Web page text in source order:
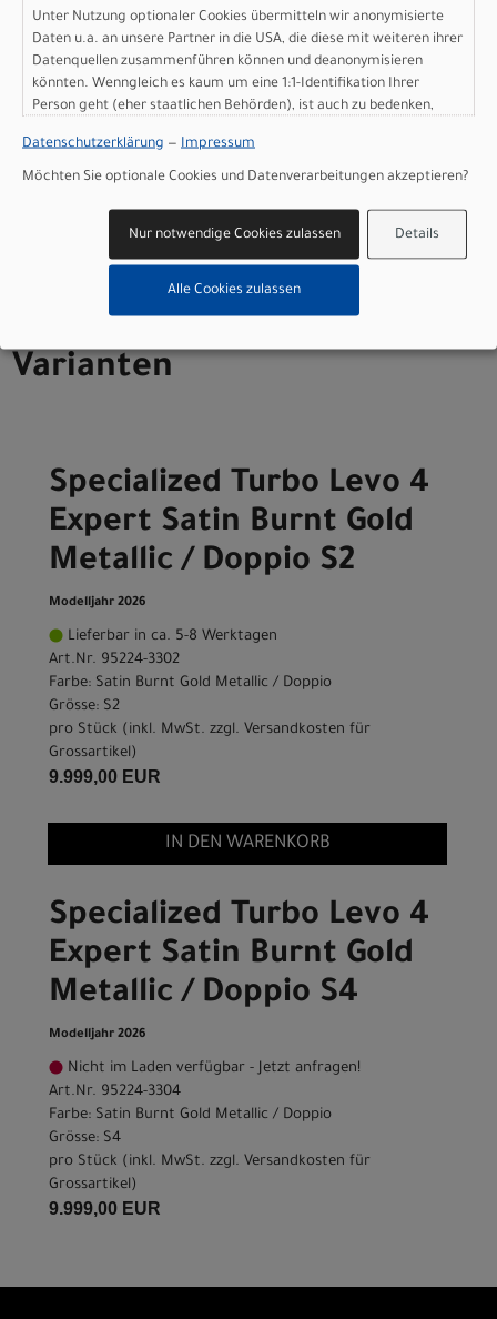
Lenkergriffe : Deity Lockjaw grips
Sattel
: Bridge Comp, Hollow Cr-mo rails
Sattelstütze: PNW Loam post w/travel adjust S2: 125mm,
S3: 170mm, S4/S5/S6: 200mm
Marke Specialized:Specialized Germany GmbH
+49 8024 90 288 01
Varianten
Specialized Turbo Levo 4
Expert Satin Burnt Gold
Metallic / Doppio S2
Modelljahr 2026
Lieferbar in ca. 5-8 Werktagen
Art.Nr. 95224-3302
Farbe: Satin Burnt Gold Metallic / Doppio
Grösse: S2
pro Stück (inkl. MwSt. zzgl. Versandkosten für
Grossartikel)
9.999,00 EUR
IN DEN WARENKORB
Specialized Turbo Levo 4
Expert Satin Burnt Gold
Metallic / Doppio S4
Modelljahr 2026
Nicht im Laden verfügbar - Jetzt anfragen!
Art.Nr. 95224-3304
Farbe: Satin Burnt Gold Metallic / Doppio
Grösse: S4
pro Stück (inkl. MwSt. zzgl. Versandkosten für
Grossartikel)
9.999,00 EUR
Unter Nutzung optionaler Cookies übermitteln wir anonymisierte
Daten u.a. an unsere Partner in die USA, die diese mit weiteren ihrer
Datenquellen zusammenführen können und deanonymisieren
könnten. Wenngleich es kaum um eine 1:1-Identifikation Ihrer
Person geht (eher staatlichen Behörden), ist auch zu bedenken,
sind wie bei uns in der Europäischen Union.
Datenschutzerklärung — Impressum
Möchten Sie optionale Cookies und Datenverarbeitungen akzeptieren?
Details
Nur notwendige Cookies zulassen
Alle Cookies zulassen